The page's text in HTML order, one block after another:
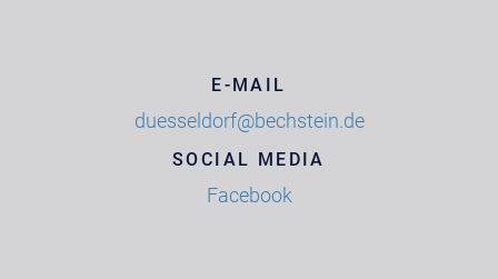
E-MAIL
duesseldorf@bechstein.de
SOCIAL MEDIA
Facebook